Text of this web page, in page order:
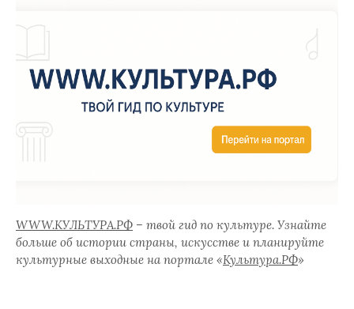
WWW.КУЛЬТУРА.РФ – твой гид по культуре. Узнайте
больше об истории страны, искусстве и планируйте
культурные выходные на портале «Культура.РФ»